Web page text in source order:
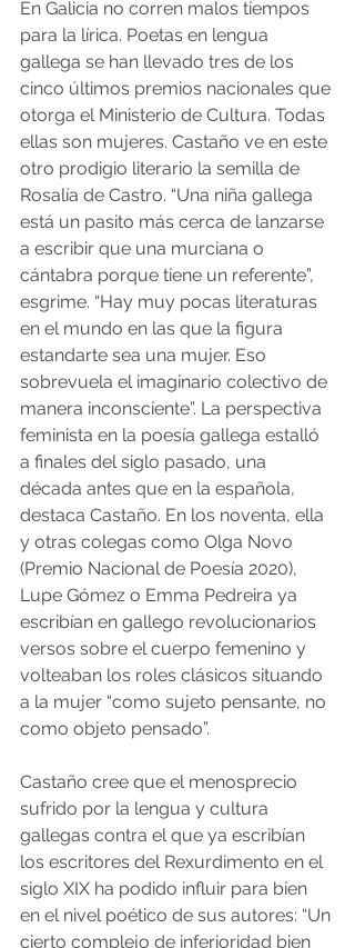
En Galicia no corren malos tiempos
para la lírica. Poetas en lengua
gallega se han llevado tres de los
cinco últimos premios nacionales que
otorga el Ministerio de Cultura. Todas
ellas son mujeres. Castaño ve en este
otro prodigio literario la semilla de
Rosalía de Castro. “Una niña gallega
está un pasito más cerca de lanzarse
a escribir que una murciana o
cántabra porque tiene un referente”,
esgrime. “Hay muy pocas literaturas
en el mundo en las que la figura
estandarte sea una mujer. Eso
sobrevuela el imaginario colectivo de
manera inconsciente”. La perspectiva
feminista en la poesía gallega estalló
a finales del siglo pasado, una
década antes que en la española,
destaca Castaño. En los noventa, ella
y otras colegas como Olga Novo
(Premio Nacional de Poesía 2020),
Lupe Gómez o Emma Pedreira ya
escribían en gallego revolucionarios
versos sobre el cuerpo femenino y
volteaban los roles clásicos situando
a la mujer “como sujeto pensante, no
como objeto pensado”.
Castaño cree que el menosprecio
sufrido por la lengua y cultura
gallegas contra el que ya escribían
los escritores del Rexurdimento en el
siglo XIX ha podido influir para bien
en el nivel poético de sus autores: “Un
cierto complejo de inferioridad bien